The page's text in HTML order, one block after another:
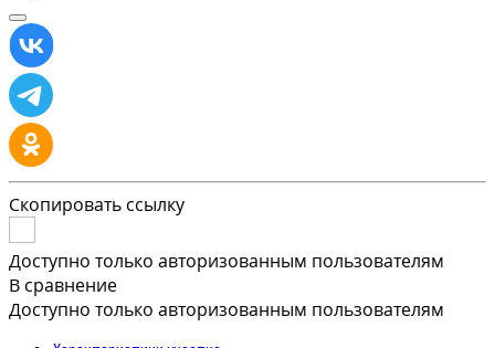
Скопировать ссылку
Доступно только авторизованным пользователям
В сравнение
Доступно только авторизованным пользователям